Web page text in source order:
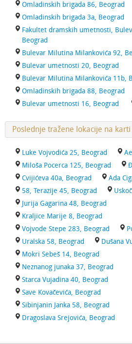
Omladinskih brigada 86, Beograd
Omladinskih brigada 3a, Beograd
Fakultet dramskih umetnosti,
Beograd
Bulevar Milutina Milankovića 92,
Bulevar umetnosti 20, Beograd
Bulevar Milutina Milankovića 11b,
Omladinskih brigada 88, Beograd
Bulevar umetnosti 16, Beograd
Poslednje tražene lokacije na
Luke Vojvodića 25, Beograd
Miloša Pocerca 125, Beograd
Cvijićeva 40a, Beograd
Ada
58, Terazije 45, Beograd
Jurija Gagarina 48, Beograd
Kraljice Marije 8, Beograd
Vojvode Stepe 283, Beograd
Uralska 58, Beograd
Dušana
Mokri Sebeš 14, Beograd
Neznanog junaka 37, Beograd
Starca Vujadina 40, Beograd
Save Kovačevića, Beograd
Sibinjanin Janka 58, Beograd
Dragoslava Srejovića, Beograd